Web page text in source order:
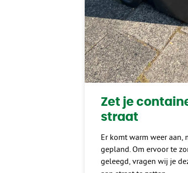
Zet je
straat
Er komt warm weer
gepland. Om ervoor te
geleegd, vragen wij je